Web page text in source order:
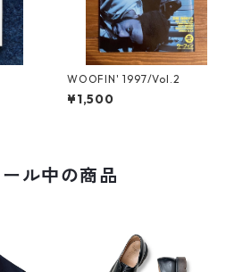
WOOFIN' 1997/Vol.2
¥1,500
ル中の商品